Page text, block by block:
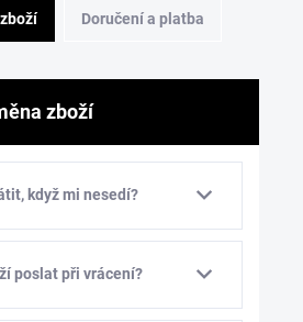
Doručení a platba
zboží
když mi nesedí?
poslat při vrácení?